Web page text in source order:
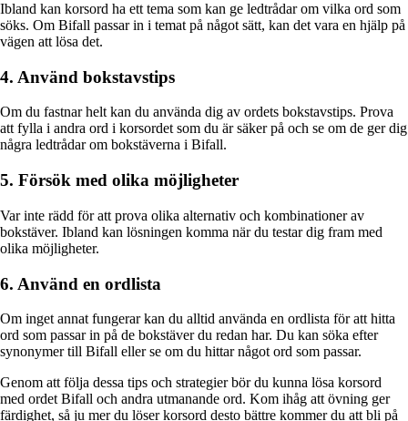
Ibland kan korsord ha ett tema som kan ge ledtrådar om vilka ord som
söks. Om Bifall passar in i temat på något sätt, kan det vara en hjälp på
vägen att lösa det.
4. Använd bokstavstips
Om du fastnar helt kan du använda dig av ordets bokstavstips. Prova
att fylla i andra ord i korsordet som du är säker på och se om de ger dig
några ledtrådar om bokstäverna i Bifall.
5. Försök med olika möjligheter
Var inte rädd för att prova olika alternativ och kombinationer av
bokstäver. Ibland kan lösningen komma när du testar dig fram med
olika möjligheter.
6. Använd en ordlista
Om inget annat fungerar kan du alltid använda en ordlista för att hitta
ord som passar in på de bokstäver du redan har. Du kan söka efter
synonymer till Bifall eller se om du hittar något ord som passar.
Genom att följa dessa tips och strategier bör du kunna lösa korsord
med ordet Bifall och andra utmanande ord. Kom ihåg att övning ger
färdighet, så ju mer du löser korsord desto bättre kommer du att bli på